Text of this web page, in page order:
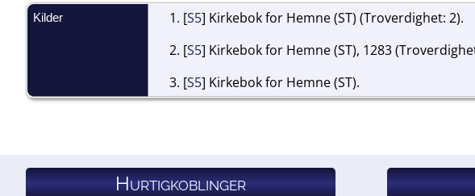
Kilder [S5] Kirkebok for Hemne (ST) (Troverdighet: 2).
[S5] Kirkebok for Hemne (ST), 1283
[S5] Kirkebok for Hemne (ST).
Hurtigkoblinger